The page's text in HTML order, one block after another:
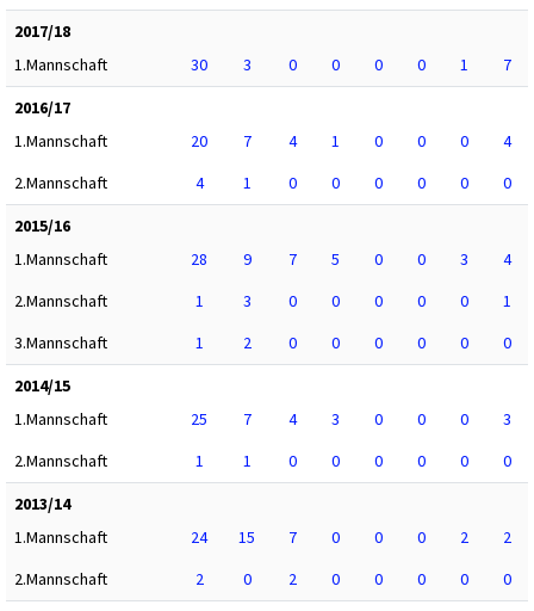
2017/18
1.Mannschaft
30 3 0 0 0 0 1
7
2016/17
1.Mannschaft
20 7 4 1 0 0 0
4
2.Mannschaft
4 1 0 0 0 0 0
0
2015/16
1.Mannschaft
28 9 7 5 0 0 3
4
2.Mannschaft
1 3 0 0 0 0 0
1
3.Mannschaft
1 2 0 0 0 0 0
0
2014/15
1.Mannschaft
25 7 4 3 0 0 0
3
2.Mannschaft
1 1 0 0 0 0 0
0
2013/14
1.Mannschaft
24 15 7 0 0 0 2
2
2.Mannschaft
2 0 2 0 0 0 0
0